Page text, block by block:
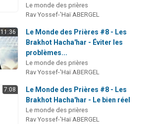
Le monde des prières
Rav Yossef-'Haï ABERGEL
11:36
Le Monde des Prières #8 - Les
Brakhot Hacha'har - Éviter les
problèmes...
Le monde des prières
Rav Yossef-'Haï ABERGEL
7:08
Le Monde des Prières #8 - Les
Brakhot Hacha'har - Le bien réel
Le monde des prières
Rav Yossef-'Haï ABERGEL